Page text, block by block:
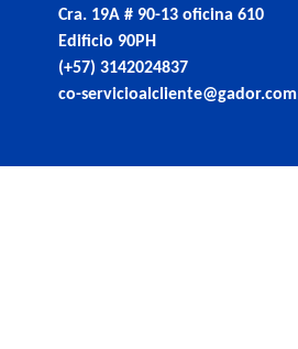
Cra. 19A # 90-13 oficina 610
Edificio 90PH
(+57) 3142024837
co-servicioalcliente@gador.com